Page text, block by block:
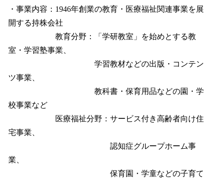
・事業内容：1946年創業の教育・医療福祉関連事業を展
開する持株会社
教育分野：「学研教室」を始めとする教
室・学習塾事業、
学習教材などの出版・コンテン
ツ事業、
教科書・保育用品などの園・学
校事業など
医療福祉分野：サービス付き高齢者向け住
宅事業、
認知症グループホーム事
業、
保育園・学童などの子育て